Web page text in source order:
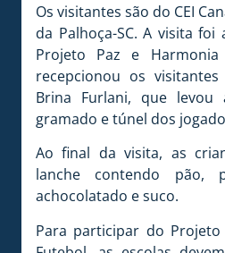
Os visitantes são do CEI
da Palhoça-SC. A visita
Projeto Paz e
recepcionou os
Brina Furlani, que levou
gramado e túnel dos
Ao final da visita, as
lanche contendo pão,
achocolatado e suco.
Para participar do